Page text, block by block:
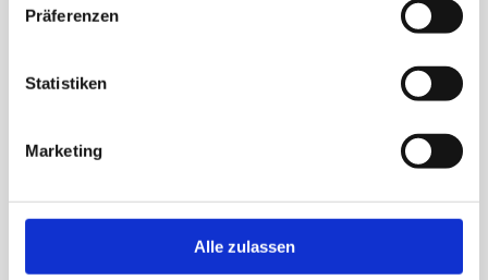
Präferenzen
Statistiken
Marketing
Alle zulassen